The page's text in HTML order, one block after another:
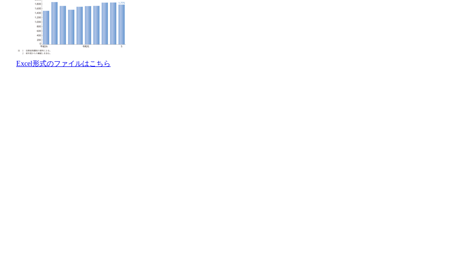
Excel形式のファイルはこちら